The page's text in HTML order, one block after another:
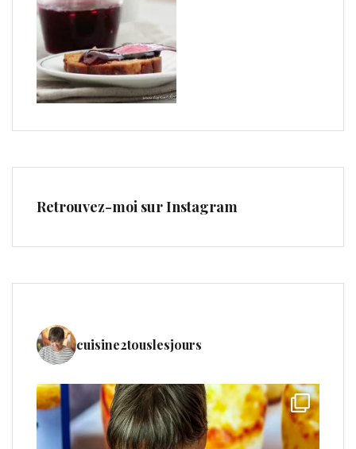
Retrouvez-moi sur Instagram
cuisine2touslesjours